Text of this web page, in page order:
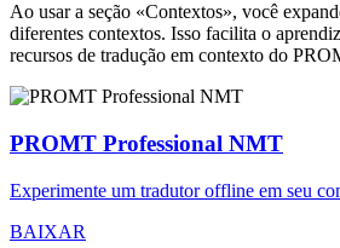
Ao usar a seção «Contextos», você
diferentes contextos. Isso facilita o
recursos de tradução em contexto do
PROMT Professional NMT
Experimente um tradutor offline em seu
BAIXAR